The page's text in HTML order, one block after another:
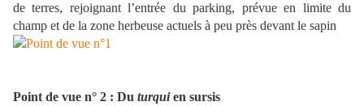
de terres, rejoignant l’entrée du parking, prévue en limite du
champ et de la zone herbeuse actuels à peu près devant le sapin
Point de vue n° 2 : Du turquien sursis